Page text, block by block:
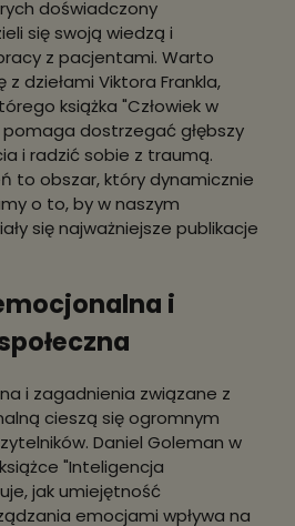
doświadczony
się swoją wiedzą i
z pacjentami. Warto
dziełami Viktora Frankla,
książka "Człowiek w
pomaga dostrzegać głębszy
i radzić sobie z traumą.
to obszar, który dynamicznie
o to, by w naszym
się najważniejsze publikacje
i
i zagadnienia związane z
cieszą się ogromnym
Daniel Goleman w
"Inteligencja
jak umiejętność
emocjami wpływa na